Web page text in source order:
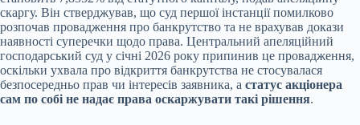
скаргу. Він стверджував, що суд першої інстанції помилково
розпочав провадження про банкрутство та не врахував докази
наявності суперечки щодо права. Центральний апеляційний
господарський суд у січні 2026 року припинив це провадження,
оскільки ухвала про відкриття банкрутства не стосувалася
безпосередньо прав чи інтересів заявника, а статус акціонера
сам по собі не надає права оскаржувати такі рішення.